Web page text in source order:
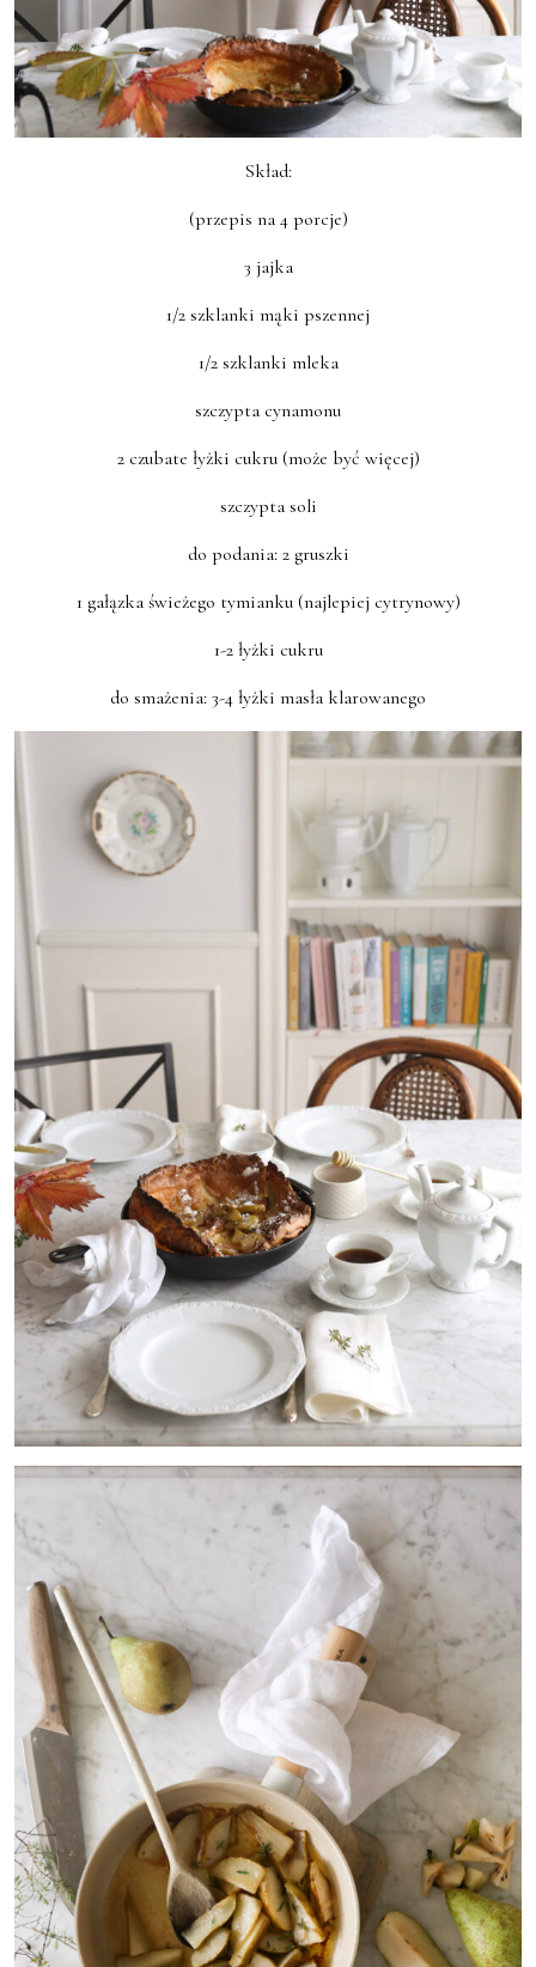
Skład:
(przepis na 4 porcje)
3 jajka
1/2 szklanki mąki pszennej
1/2 szklanki mleka
szczypta cynamonu
2 czubate łyżki cukru (może być więcej)
szczypta soli
do podania: 2 gruszki
1 gałązka świeżego tymianku (najlepiej cytrynowy)
1-2 łyżki cukru
do smażenia: 3-4 łyżki masła klarowanego